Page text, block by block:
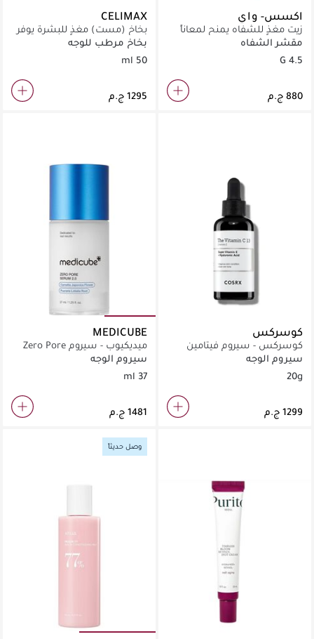
اكسس- واي
زيت مغذٍ للشفاه يمنح لمعاناً
طبيعياً وترطيباً عميقاً بنكهة
التوت.
مقشر الشفاه
4.5 G
CELIMAX
بخاخ (مست) مغذٍ للبشرة يوفر
ترطيباً فورياً أثناء التنقل.
بخاخ مرطب للوجه
50 ml
كوسركس
كوسركس - سيروم فيتامين
سي 13
سيروم الوجه
20g
MEDICUBE
ميديكيوب - سيروم Zero Pore
2.0 (37 مل)
سيروم الوجه
37 ml
وصل حديثاً